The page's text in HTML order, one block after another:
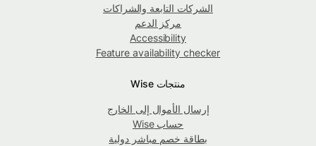
الشركات التابعة والشراكات
مركز الدعم
Accessibility
Feature availability checker
منتجات Wise
إرسال الأموال إلى الخارج
حساب Wise
بطاقة خصم مباشر دولية